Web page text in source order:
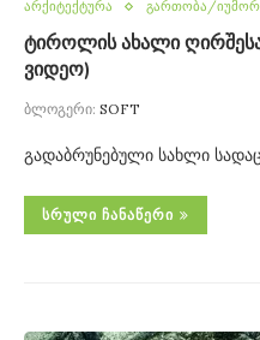
არქიტექტურა გართობა/
ტიროლის ახალი
ვიდეო)
ბლოგერი: SOFT
გადაბრუნებული სახლი
ᲡᲠᲣᲚᲘ ᲩᲐᲜᲐᲬᲔᲠᲘ